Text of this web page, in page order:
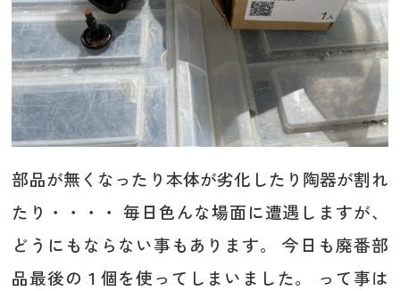
部品が無くなったり本体が劣化したり陶器が割れ
たり・・・・ 毎日色んな場面に遭遇しますが、
どうにもならない事もあります。 今日も廃番部
品最後の１個を使ってしまいました。 って事は